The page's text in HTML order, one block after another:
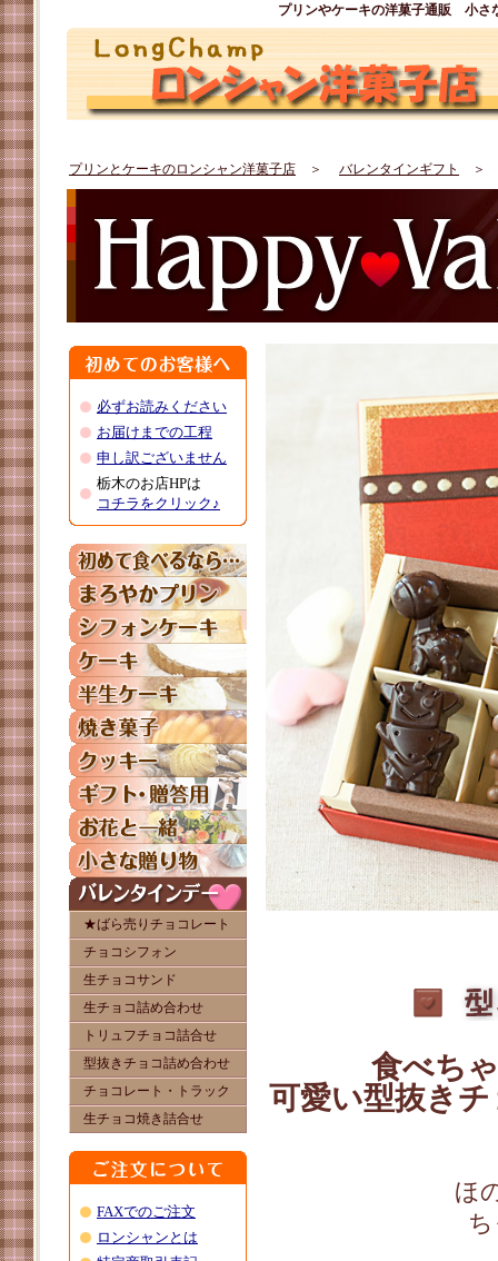
プリンやケーキの洋菓子通販 小さ
プリンとケーキのロンシャン洋菓子店 ＞ バレンタインギフト ＞
食べち
可愛い型抜き
ほ